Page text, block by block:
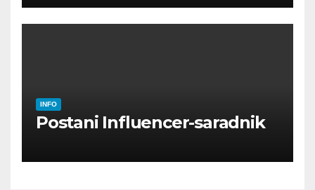
INFO
Postani Influencer-saradnik